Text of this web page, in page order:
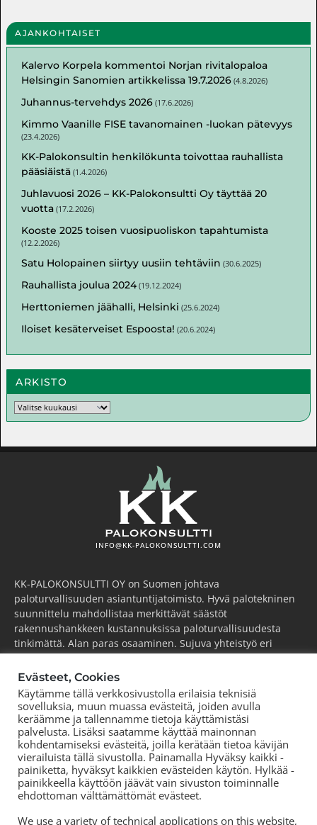
AJANKOHTAISET
Kalervo Korpela kommentoi Norjan rivitalopaloa
Helsingin Sanomien artikkelissa 19.7.2026 (4.8.2026)
Juhannus-tervehdys 2026 (17.6.2026)
Kimmo Vaanille FISE tavanomainen -luokan pätevyys
(23.4.2026)
KK-Palokonsultin henkilökunta toivottaa rauhallista
pääsiäistä (1.4.2026)
Juhlavuosi 2026 – KK-Palokonsultti Oy täyttää 20
vuotta (17.2.2026)
Kooste 2025 toisen vuosipuoliskon tapahtumista
(12.2.2026)
Satu Holopainen siirtyy uusiin tehtäviin (30.6.2025)
Rauhallista joulua 2024(19.12.2024)
Herttoniemen jäähalli, Helsinki (25.6.2024)
Iloiset kesäterveiset Espoosta! (20.6.2024)
ARKISTO
INFO@KK-PALOKONSULTTI.COM
KK-PALOKONSULTTI OY on Suomen johtava
paloturvallisuuden asiantuntijatoimisto. Hyvä palotekninen
suunnittelu mahdollistaa merkittävät säästöt
rakennushankkeen kustannuksissa paloturvallisuudesta
tinkimättä. Alan paras osaaminen. Sujuva yhteistyö eri
osapuolten kanssa. Kilpailukykyinen hintataso. Tutkimme,
kehitämme ja viemme alaa aktiivisesti eteenpäin.
ESPOO(pääkonttori)
Puh.+358 44 752 0777
KOUVOLA
Puh.+358 44 752 0777
TORNIO
Puh.+358 50 572 8978
TAMPERE
+358 44 700 3239
Evästeet, Cookies
Käytämme tällä verkkosivustolla erilaisia teknisiä
sovelluksia, muun muassa evästeitä, joiden avulla
keräämme ja tallennamme tietoja käyttämistäsi
palvelusta. Lisäksi saatamme käyttää mainonnan
kohdentamiseksi evästeitä, joilla kerätään tietoa kävijän
vierailuista tällä sivustolla. Painamalla Hyväksy kaikki -
painiketta, hyväksyt kaikkien evästeiden käytön. Hylkää -
painikkeella käyttöön jäävät vain sivuston toiminnalle
ehdottoman välttämättömät evästeet.
We use a variety of technical applications on this website,